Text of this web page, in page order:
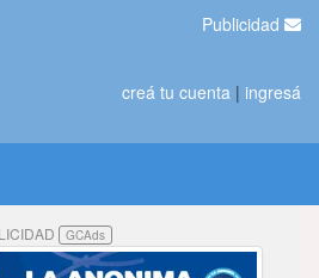
Publicidad
creá tu cuenta | ingresá
GCAds